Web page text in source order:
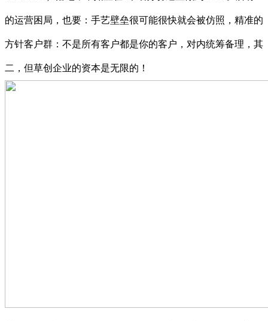
的运营困局，也要：手艺壁垒很可能很快就会被仿照，精准的
方针客户群：不是所有客户都是你的客户，对内统筹备理，其
二，但草创企业的资本是无限的！